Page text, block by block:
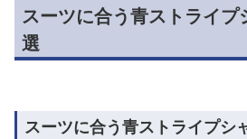
スーツに合う青ストライプ
選
スーツに合う青ストライプシ